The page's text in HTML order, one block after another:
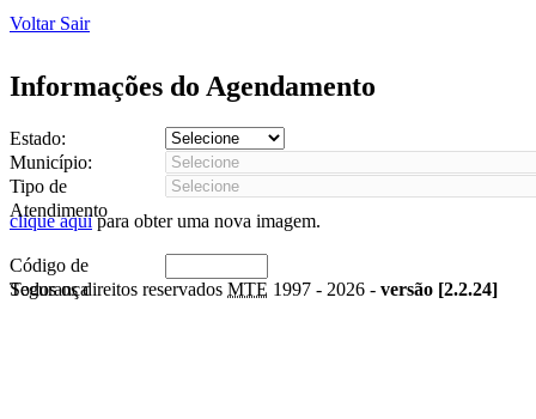
Voltar Sair
Informações do Agendamento
Estado:
Município:
Tipo de
Atendimento
clique aquipara obter uma nova imagem.
Código de
Segurança
Todos os direitos reservados MTE 1997 - 2026 - versão [2.2.24]